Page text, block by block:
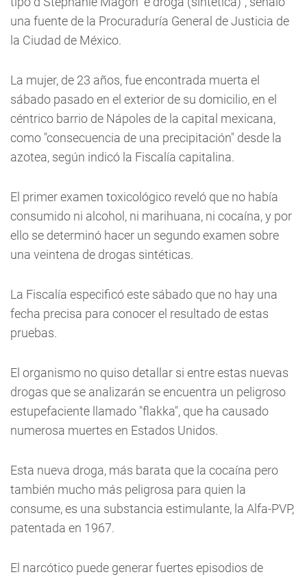
una fuente de la Procuraduría General de Justicia de
la Ciudad de México.
La mujer, de 23 años, fue encontrada muerta el
sábado pasado en el exterior de su domicilio, en el
céntrico barrio de Nápoles de la capital mexicana,
como "consecuencia de una precipitación" desde la
azotea, según indicó la Fiscalía capitalina.
El primer examen toxicológico reveló que no había
consumido ni alcohol, ni marihuana, ni cocaína, y por
ello se determinó hacer un segundo examen sobre
una veintena de drogas sintéticas.
La Fiscalía especificó este sábado que no hay una
fecha precisa para conocer el resultado de estas
pruebas.
El organismo no quiso detallar si entre estas nuevas
drogas que se analizarán se encuentra un peligroso
estupefaciente llamado "flakka", que ha causado
numerosa muertes en Estados Unidos.
Esta nueva droga, más barata que la cocaína pero
también mucho más peligrosa para quien la
consume, es una substancia estimulante, la Alfa-PVP,
patentada en 1967.
El narcótico puede generar fuertes episodios de